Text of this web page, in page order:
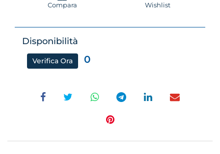
Compara Wishlist
Disponibilità
Verifica Ora 0